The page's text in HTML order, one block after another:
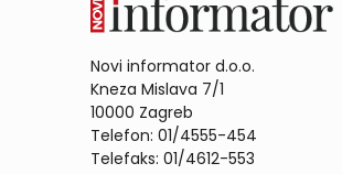
Novi informator d.o.o.
Kneza Mislava 7/1
10000 Zagreb
Telefon: 01/4555-454
Telefaks: 01/4612-553